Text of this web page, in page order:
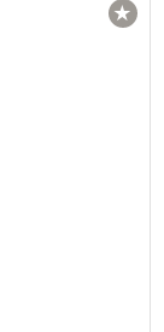
★